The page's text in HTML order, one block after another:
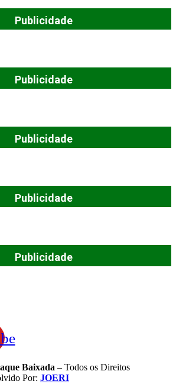
Publicidade
Publicidade
Publicidade
Publicidade
Publicidade
Baixada – Todos os Direitos
Por: JOERI